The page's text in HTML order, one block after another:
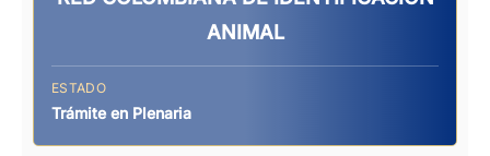
ANIMAL
ESTADO
Trámite en Plenaria